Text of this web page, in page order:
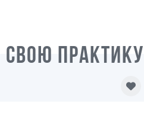
СВОЮ ПРАКТИКУ